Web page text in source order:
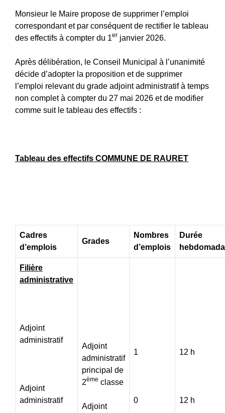
Monsieur le Maire propose de supprimer l’emploi
correspondant et par conséquent de rectifier le tableau
des effectifs à compter du 1er janvier 2026.
Après délibération, le Conseil Municipal à l’unanimité
décide d’adopter la proposition et de supprimer
l’emploi relevant du grade adjoint administratif à temps
non complet à compter du 27 mai 2026 et de modifier
comme suit le tableau des effectifs :
Tableau des effectifs COMMUNE DE RAURET
Cadres
d’emplois
Grades
Nombres
d’emplois
Durée
Filière
administrative
Adjoint
administratif
Adjoint
administratif
Adjoint
administratif
principal de
2ème classe
Adjoint
1
0
12 h
12 h